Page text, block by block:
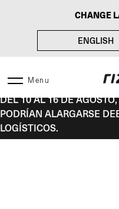
contenido
CHANGE
ENGLISH
DEUTSCH
ITALIANO
Menu
DEL 10 AL 16 DE
PODRÍAN ALARGARSE
LOGÍSTICOS.